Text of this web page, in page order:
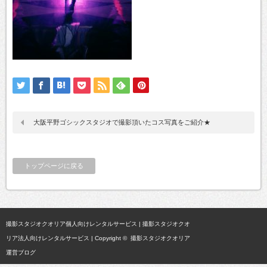
大阪平野ゴシックスタジオで撮影頂いたコス写真をご紹介★
トップページに戻る
撮影スタジオクオリア個人向けレンタルサービス | 撮影スタジオクオ
リア法人向けレンタルサービス | Copyright © 撮影スタジオクオリア
運営ブログ